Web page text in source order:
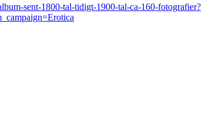
sent-1800-tal-tidigt-1900-tal-ca-160-fotografier?